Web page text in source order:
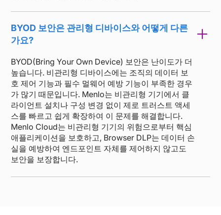
BYOD 보안은 관리형 디바이스와 어떻게 다른
가요?
BYOD(Bring Your Own Device) 보안은 난이도가 더
높습니다. 비관리형 디바이스에는 조직의 데이터 보
호 제어 기능과 필수 멀웨어 예방 기능이 부족한 경우
가 많기 때문입니다. Menlo는 비관리형 기기에서 클
라이언트 설치나 구성 변경 없이 제로 트러스트 액세
스를 빠르고 쉽게 확장하여 이 문제를 해결합니다.
Menlo Cloud는 비관리형 기기의 위험으로부터 핵심
애플리케이션을 보호하고, Browser DLP는 데이터 손
실을 예방하여 엔드포인트 자체를 제어하지 않고도
보안을 보장합니다.